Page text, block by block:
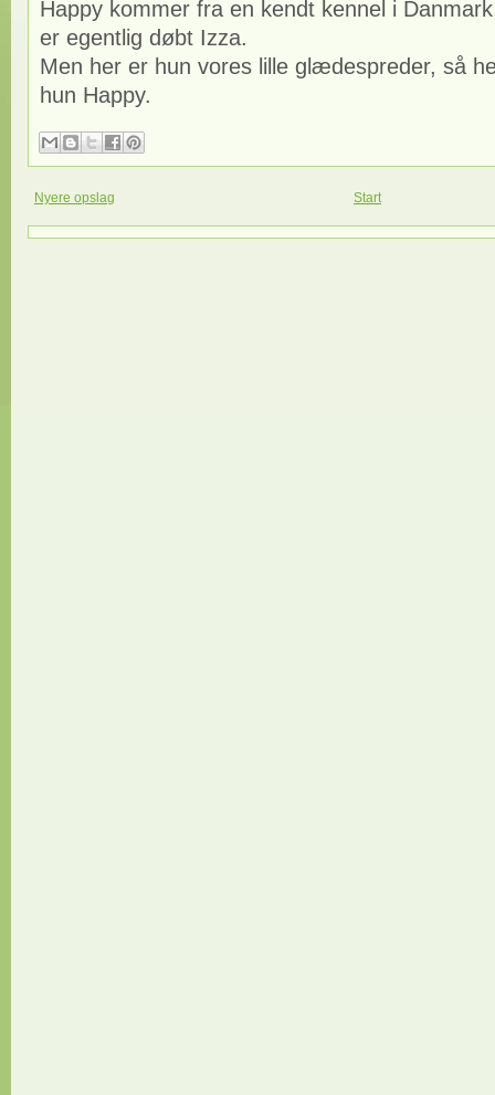
Happy kommer fra en kendt kennel i
er egentlig døbt Izza.
Men her er hun vores lille glædespreder, så
hun Happy.
Nyere opslag Start